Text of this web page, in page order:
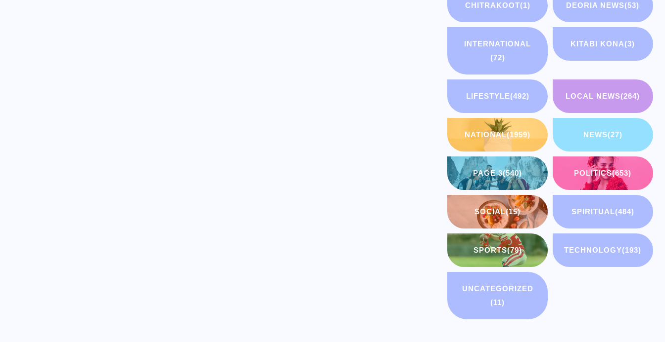
CHITRAKOOT(1) DEORIA NEWS(53)
INTERNATIONAL
(72)
KITABI KONA(3)
LIFESTYLE(492) LOCAL NEWS(264)
NATIONAL(1959) NEWS(27)
PAGE 3(540) POLITICS(653)
SOCIAL(15) SPIRITUAL(484)
SPORTS(79) TECHNOLOGY(193)
UNCATEGORIZED
(11)